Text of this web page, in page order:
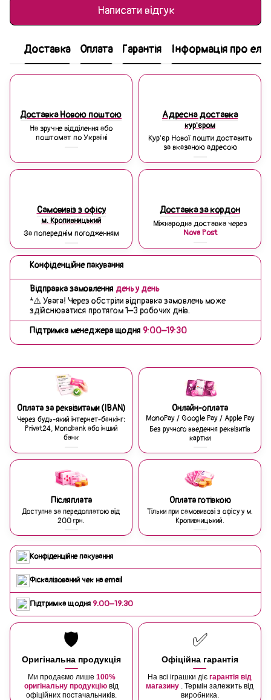
Написати відгук
Доставка Оплата Гарантія Інформація про
Доставка Новою поштою
На зручне відділення або
поштомат по Україні
Адресна доставка
кур'єром
Кур'єр Нової пошти доставить
за вказаною адресою
Самовивіз з офісу
м. Кропивницький
За попереднім погодженням
Доставка за кордон
Міжнародна доставка через
Nova Post
Конфіденційне пакування
Відправка замовлення день у день
*⚠️ Увага! Через обстріли відправка замовлень може
здійснюватися протягом 1–3 робочих днів.
Підтримка менеджера щодня 9:00–19:30
Оплата за реквізитами (IBAN)
Через будь-який інтернет-банкінг:
Privat24, Monobank або інший
банк
Онлайн-оплата
MonoPay / Google Pay / Apple Pay
Без ручного введення реквізитів
картки
Післяплата
Доступна за передоплатою від
200 грн.
Оплата готівкою
Тільки при самовивозі з офісу у м.
Кропивницький.
Конфіденційне пакування
Фіскалізований чек на email
Підтримка щодня 9:00–19:30
🛡️
Оригінальна продукція
Ми продаємо лише 100%
оригінальну продукцію від
офіційних постачальників.
✅
Офіційна гарантія
На всі іграшки діє гарантія від
магазину . Термін залежить від
виробника.